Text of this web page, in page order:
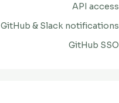
API access
GitHub & Slack notifications
GitHub SSO